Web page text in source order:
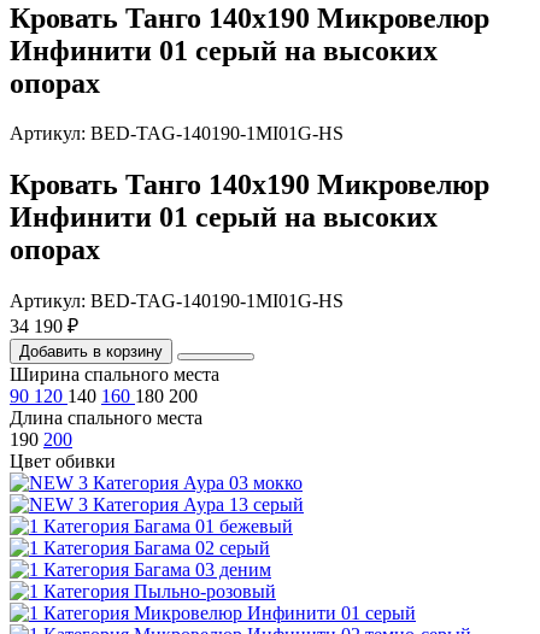
Кровать Танго 140х190 Микровелюр
Инфинити 01 серый на высоких
опорах
Артикул: BED-TAG-140190-1MI01G-HS
Кровать Танго 140х190 Микровелюр
Инфинити 01 серый на высоких
опорах
Артикул: BED-TAG-140190-1MI01G-HS
34 190 ₽
Добавить в корзину
Ширина спального места
90 120 140 160 180 200
Длина спального места
190 200
Цвет обивки